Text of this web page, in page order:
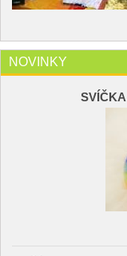
NOVINKY